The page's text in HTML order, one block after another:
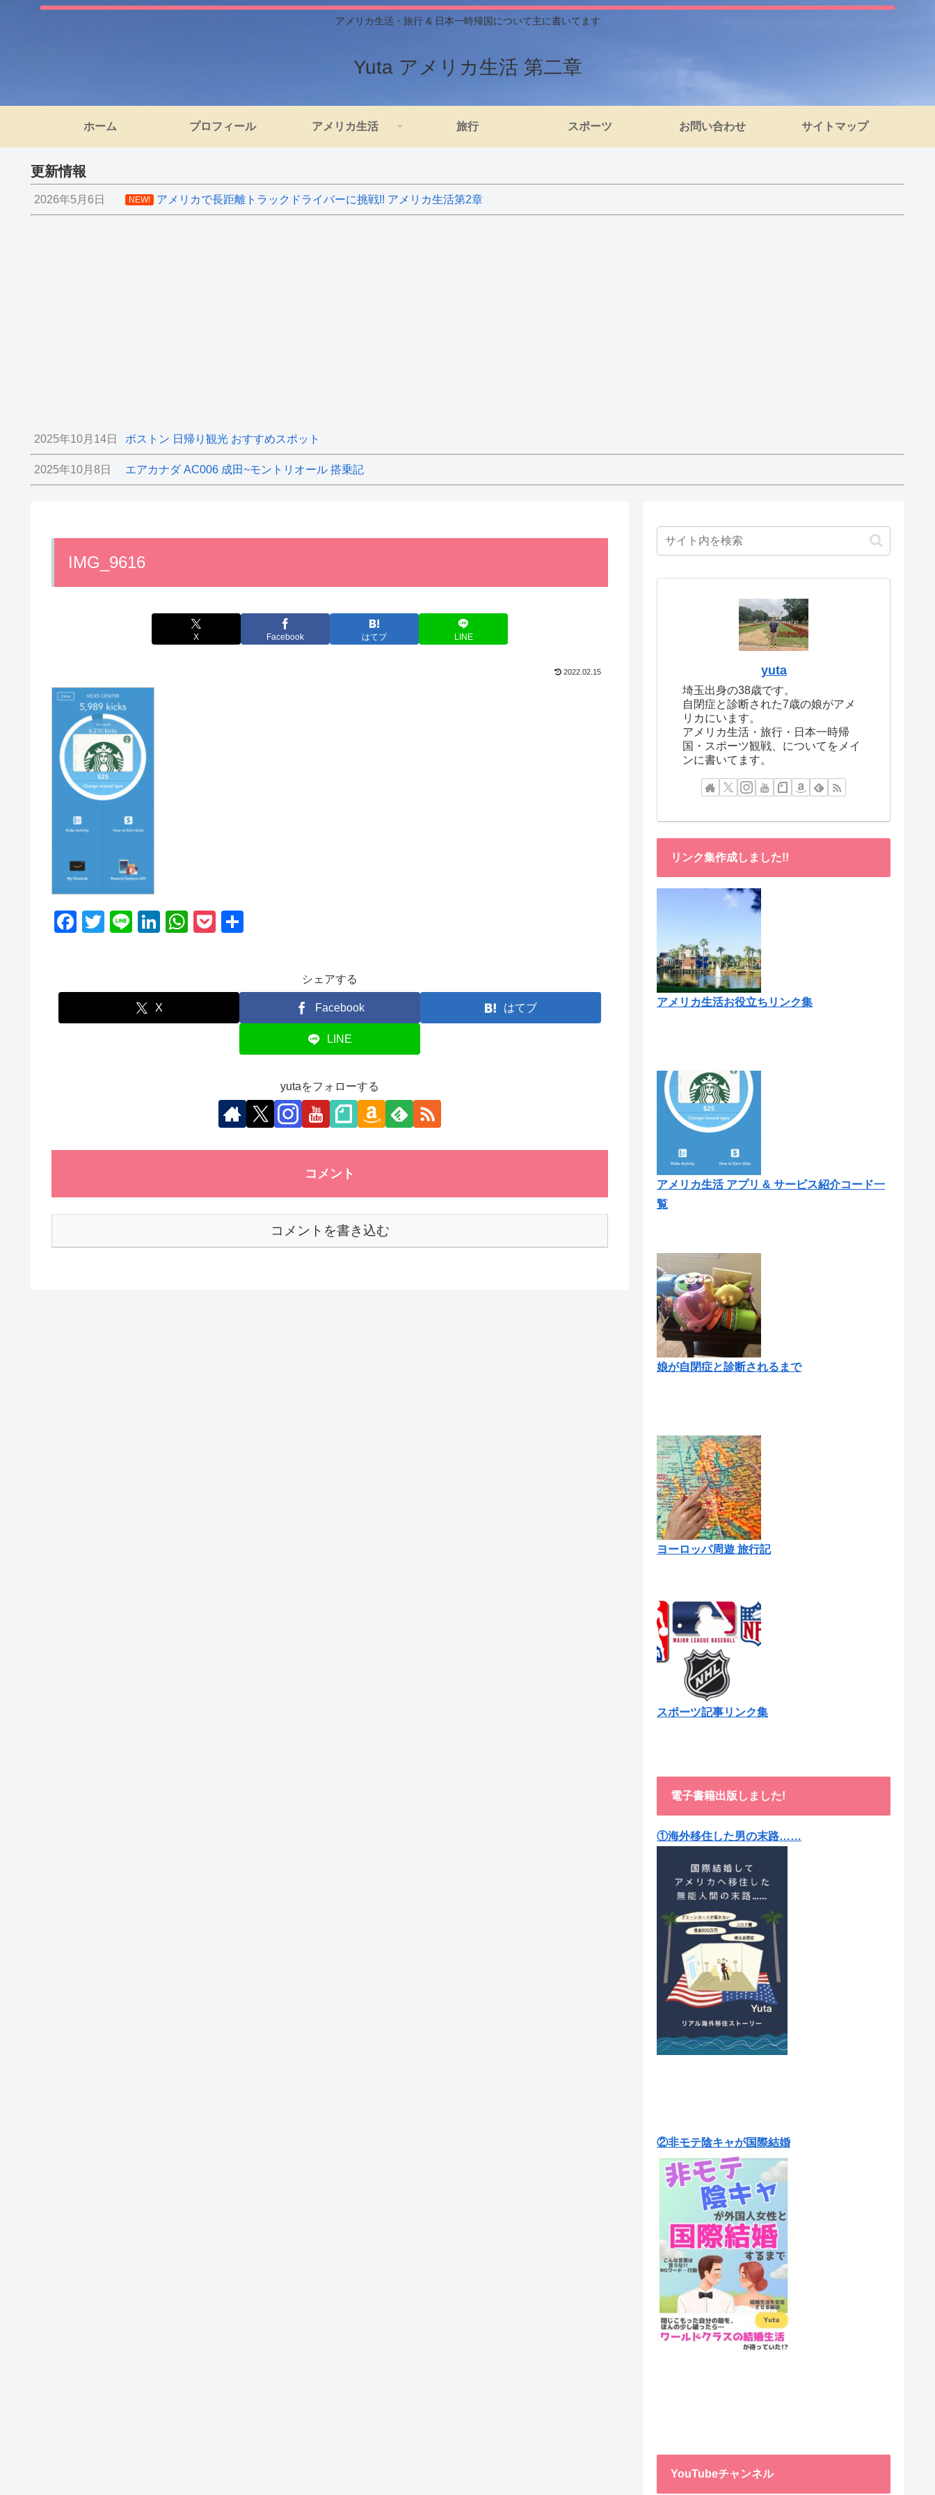
アメリカ生活・旅行 & 日本一時帰国について主に書いてます
Yuta アメリカ生活 第二章
ホーム プロフィール アメリカ生活 旅行 スポーツ お問い合わせ サイトマップ
更新情報
2026年5月6日 NEW! アメリカで長距離トラックドライバーに挑戦!! アメリカ生活第2章
2025年10月14日 ボストン 日帰り観光 おすすめスポット
2025年10月8日 エアカナダ AC006 成田~モントリオール 搭乗記
IMG_9616
X Facebook はてブ LINE
2022.02.15
F
e
T
er
Li
Li
e
dI
W
s
P
et
シェアする
X Facebook はてブ
LINE
yutaをフォローする
コメント
コメントを書き込む
yuta
埼玉出身の38歳です。
自閉症と診断された7歳の娘がアメ
リカにいます。
アメリカ生活・旅行・日本一時帰
国・スポーツ観戦、についてをメイ
ンに書いてます。
リンク集作成しました!!
アメリカ生活お役立ちリンク集
アメリカ生活 アプリ & サービス紹介コード一
覧
娘が自閉症と診断されるまで
ヨーロッパ周遊 旅行記
スポーツ記事リンク集
電子書籍出版しました!
①海外移住した男の末路……
②非モテ陰キャが国際結婚
YouTubeチャンネル